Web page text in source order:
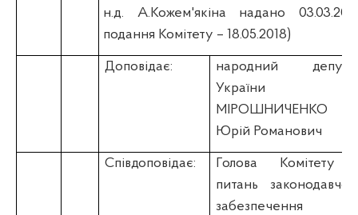
н.д. А.Кожем'якіна надано
подання Комітету – 18.05.2018)
Доповідає:
народний
України
МІРОШНИЧЕНКО
Юрій Романович
Співдоповідає:
Голова Комітету
питань
забезпечення